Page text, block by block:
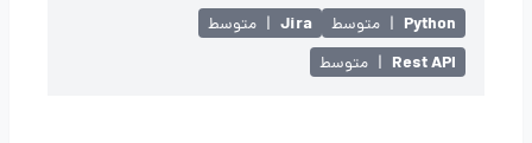
Python
| متوسط Jira
| متوسط
Rest API
| متوسط